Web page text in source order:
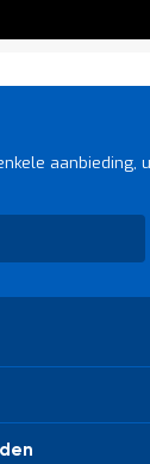
aanbieding,